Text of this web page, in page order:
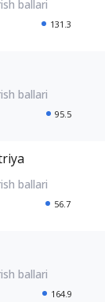
131.3
95.5
56.7
164.9